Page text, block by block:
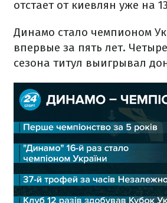
отстает от киевлян уже на
Динамо стало чемпионом
впервые за пять лет.
сезона титул выигрывал